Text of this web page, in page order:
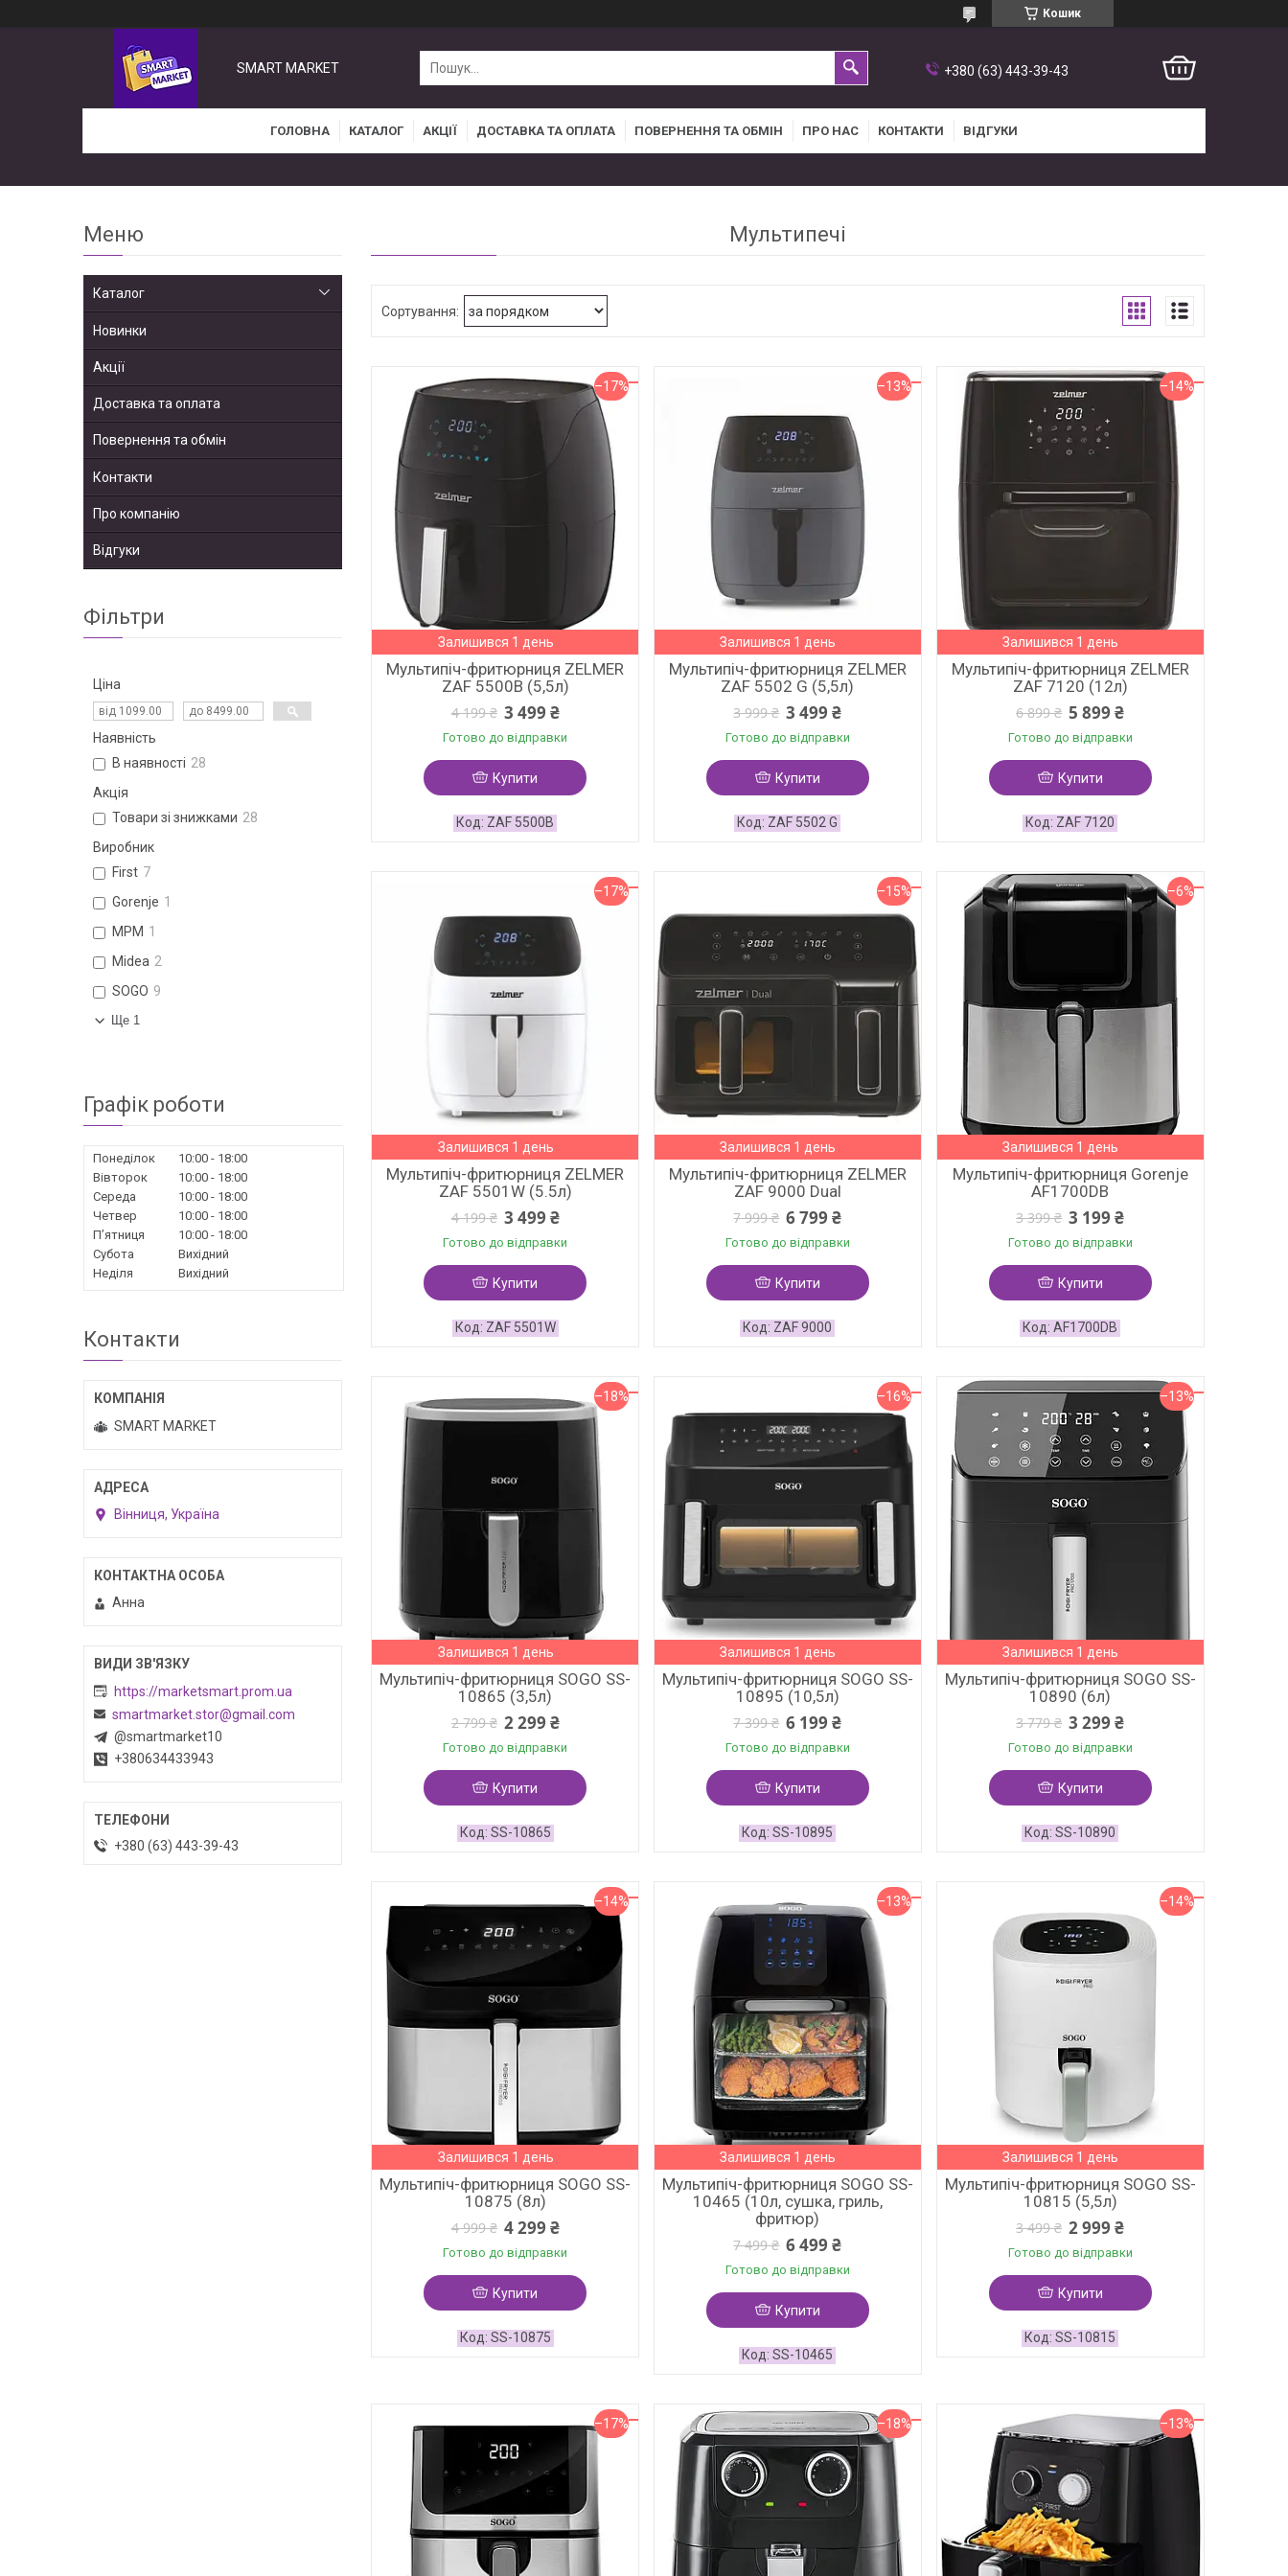
Кошик
SMART MARKET +380 (63) 443-39-43
ГОЛОВНА КАТАЛОГ АКЦІЇ ДОСТАВКА ТА ОПЛАТА ПОВЕРНЕННЯ ТА ОБМІН ПРО НАС КОНТАКТИ ВІДГУКИ
Мультипечі
–17%
Залишився 1 день
Мультипіч-фритюрниця ZELMER
ZAF 5500B (5,5л)
4 199 ₴ 3 499 ₴
Готово до відправки
Купити
ZAF 5500B
–13%
Залишився 1 день
Мультипіч-фритюрниця ZELMER
ZAF 5502 G (5,5л)
3 999 ₴ 3 499 ₴
Готово до відправки
Купити
ZAF 5502 G
–14%
Залишився 1 день
Мультипіч-фритюрниця ZELMER
ZAF 7120 (12л)
6 899 ₴ 5 899 ₴
Готово до відправки
Купити
ZAF 7120
–17%
Залишився 1 день
Мультипіч-фритюрниця ZELMER
ZAF 5501W (5.5л)
4 199 ₴ 3 499 ₴
Готово до відправки
Купити
ZAF 5501W
–15%
Залишився 1 день
Мультипіч-фритюрниця ZELMER
ZAF 9000 Dual
7 999 ₴ 6 799 ₴
Готово до відправки
Купити
ZAF 9000
–6%
Залишився 1 день
Мультипіч-фритюрниця Gorenje
AF1700DB
3 399 ₴ 3 199 ₴
Готово до відправки
Купити
AF1700DB
–18%
Залишився 1 день
Мультипіч-фритюрниця SOGO SS-
10865 (3,5л)
2 799 ₴ 2 299 ₴
Готово до відправки
Купити
SS-10865
–16%
Залишився 1 день
Мультипіч-фритюрниця SOGO SS-
10895 (10,5л)
7 399 ₴ 6 199 ₴
Готово до відправки
Купити
SS-10895
–13%
Залишився 1 день
Мультипіч-фритюрниця SOGO SS-
10890 (6л)
3 779 ₴ 3 299 ₴
Готово до відправки
Купити
SS-10890
–14%
Залишився 1 день
Мультипіч-фритюрниця SOGO SS-
10875 (8л)
4 999 ₴ 4 299 ₴
Готово до відправки
Купити
SS-10875
–13%
Залишився 1 день
Мультипіч-фритюрниця SOGO SS-
10465 (10л, сушка, гриль,
фритюр)
7 499 ₴ 6 499 ₴
Готово до відправки
Купити
SS-10465
–14%
Залишився 1 день
Мультипіч-фритюрниця SOGO SS-
10815 (5,5л)
3 499 ₴ 2 999 ₴
Готово до відправки
Купити
SS-10815
–17% –18% –13%
Каталог
Новинки
Акції
Доставка та оплата
Повернення та обмін
Контакти
Про компанію
Відгуки
Фільтри
Ціна
Наявність
В наявності 28
Акція
Товари зі знижками 28
Виробник
First 7
Gorenje 1
MPM 1
Midea 2
SOGO 9
Ще 1
Графік роботи
Понеділок 10:00
18:00
Вівторок
10:00
18:00
Середа
10:00
18:00
Четвер
10:00
18:00
Пʼятниця
10:00
18:00
Субота
Вихідний
Неділя
Вихідний
Контакти
SMART MARKET
Вінниця, Україна
Анна
https://marketsmart.prom.ua
smartmarket.stor@gmail.com
@smartmarket10
+380634433943
+380 (63) 443-39-43